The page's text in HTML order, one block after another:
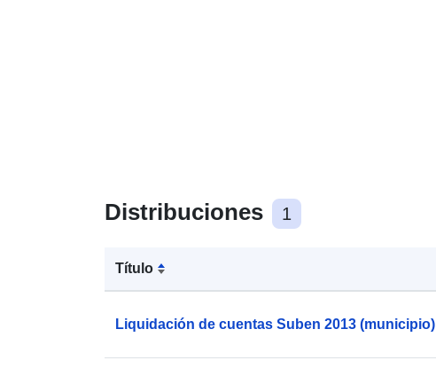
Distribuciones 1
Título
Liquidación de cuentas Suben 2013 (municipio)